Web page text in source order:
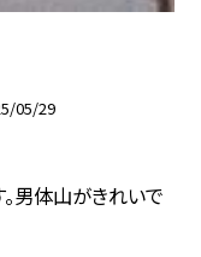
05/29
男体山がきれいで